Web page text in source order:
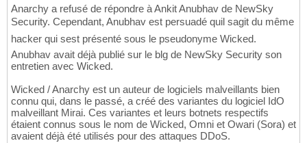
Anarchy a refusé de répondre à Ankit Anubhav de NewSky
Security. Cependant, Anubhav est persuadé quil sagit du même
hacker qui sest présenté sous le pseudonyme Wicked.
Anubhav avait déjà publié sur le blg de NewSky Security son
entretien avec Wicked.
Wicked / Anarchy est un auteur de logiciels malveillants bien
connu qui, dans le passé, a créé des variantes du logiciel IdO
malveillant Mirai. Ces variantes et leurs botnets respectifs
étaient connus sous le nom de Wicked, Omni et Owari (Sora) et
avaient déjà été utilisés pour des attaques DDoS.